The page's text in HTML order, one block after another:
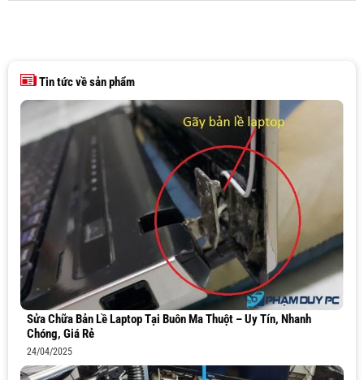
Tin tức về sản phẩm
Sửa Chữa Bản Lề Laptop Tại Buôn Ma Thuột – Uy Tín, Nhanh
Chóng, Giá Rẻ
24/04/2025